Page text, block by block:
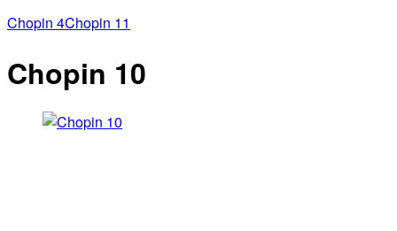
Chopin 4Chopin 11
Chopin 10